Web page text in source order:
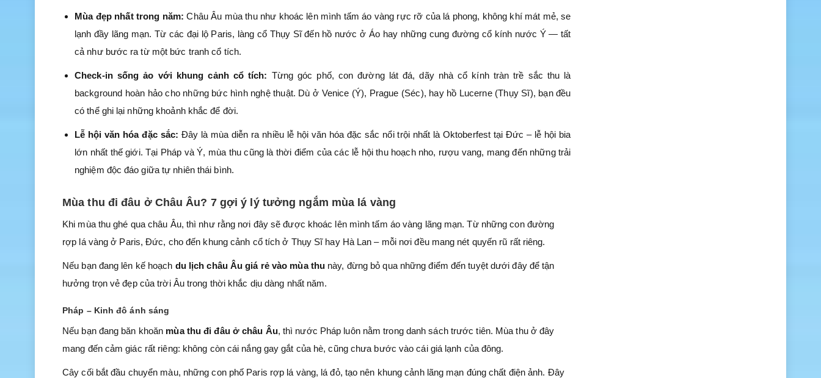
Mùa đẹp nhất trong năm: Châu Âu mùa thu như khoác lên mình tấm áo vàng rực rỡ của lá phong, không khí mát mẻ, se
lạnh đầy lãng mạn. Từ các đại lộ Paris, làng cổ Thụy Sĩ đến hồ nước ở Áo hay những cung đường cổ kính nước Ý — tất
cả như bước ra từ một bức tranh cổ tích.
Check-in sống ảo với khung cảnh cổ tích: Từng góc phố, con đường lát đá, dãy nhà cổ kính tràn trề sắc thu là
background hoàn hảo cho những bức hình nghệ thuật. Dù ở Venice (Ý), Prague (Séc), hay hồ Lucerne (Thụy Sĩ), bạn đều
có thể ghi lại những khoảnh khắc để đời.
Lễ hội văn hóa đặc sắc: Đây là mùa diễn ra nhiều lễ hội văn hóa đặc sắc nổi trội nhất là Oktoberfest tại Đức – lễ hội bia
lớn nhất thế giới. Tại Pháp và Ý, mùa thu cũng là thời điểm của các lễ hội thu hoạch nho, rượu vang, mang đến những trải
nghiệm độc đáo giữa tự nhiên thái bình.
Mùa thu đi đâu ở Châu Âu? 7 gợi ý lý tưởng ngắm mùa lá vàng
Khi mùa thu ghé qua châu Âu, thì như rằng nơi đây sẽ được khoác lên mình tấm áo vàng lãng mạn. Từ những con đường
rợp lá vàng ở Paris, Đức, cho đến khung cảnh cổ tích ở Thụy Sĩ hay Hà Lan – mỗi nơi đều mang nét quyến rũ rất riêng.
Nếu bạn đang lên kế hoạch du lịch châu Âu giá rẻ vào mùa thu này, đừng bỏ qua những điểm đến tuyệt dưới đây để tận
hưởng trọn vẻ đẹp của trời Âu trong thời khắc dịu dàng nhất năm.
Pháp – Kinh đô ánh sáng
Nếu bạn đang băn khoăn mùa thu đi đâu ở châu Âu, thì nước Pháp luôn nằm trong danh sách trước tiên. Mùa thu ở đây
mang đến cảm giác rất riêng: không còn cái nắng gay gắt của hè, cũng chưa bước vào cái giá lạnh của đông.
Cây cối bắt đầu chuyển màu, những con phố Paris rợp lá vàng, lá đỏ, tạo nên khung cảnh lãng mạn đúng chất điện ảnh. Đây